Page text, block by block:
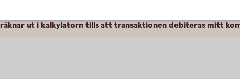
räknar ut i kalkylatorn tills att transaktionen debiteras mitt